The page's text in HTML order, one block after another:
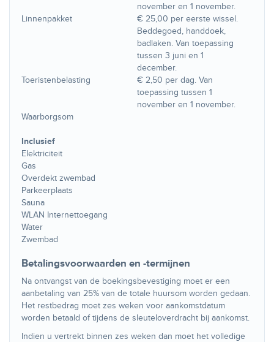
november en 1 november.
Linnenpakket
€ 25,00 per eerste wissel.
Beddegoed, handdoek,
badlaken. Van toepassing
tussen 3 juni en 1
december.
Toeristenbelasting
€ 2,50 per dag. Van
toepassing tussen 1
november en 1 november.
Waarborgsom
Inclusief
Elektriciteit
Gas
Overdekt zwembad
Parkeerplaats
Sauna
WLAN Internettoegang
Water
Zwembad
Betalingsvoorwaarden en -termijnen
Na ontvangst van de boekingsbevestiging moet er een
aanbetaling van 25% van de totale huursom worden gedaan.
Het restbedrag moet zes weken voor aankomstdatum
worden betaald of tijdens de sleuteloverdracht bij aankomst.
Indien u vertrekt binnen zes weken dan moet het volledige